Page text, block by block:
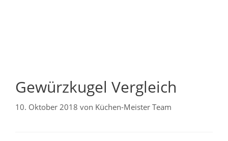
Gewürzkugel Vergleich
10. Oktober 2018 von Küchen-Meister Team